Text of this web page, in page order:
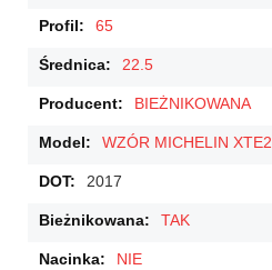
65
22.5
BIEŻNIKOWANA
WZÓR MICHELIN XTE2
2017
TAK
NIE